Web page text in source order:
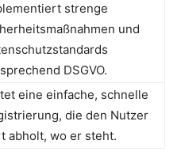
strenge
und
DSGVO.
eine einfache, schnelle
die den Nutzer
abholt, wo er steht.